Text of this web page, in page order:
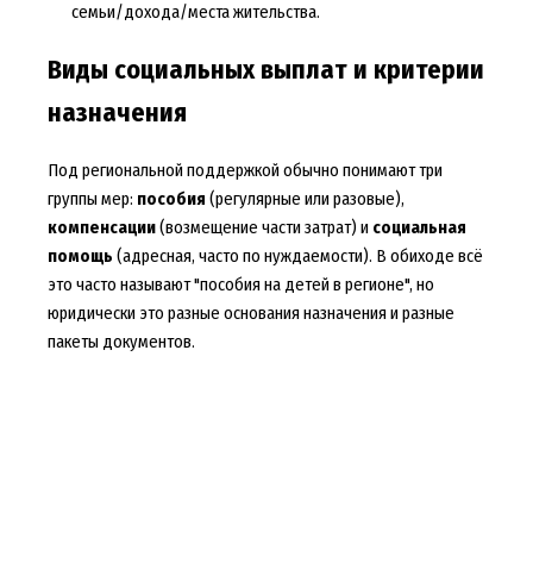
семьи/дохода/места жительства.
Виды социальных выплат и критерии
назначения
Под региональной поддержкой обычно понимают три
группы мер: пособия (регулярные или разовые),
компенсации(возмещение части затрат) и социальная
помощь (адресная, часто по нуждаемости). В обиходе всё
это часто называют "пособия на детей в регионе", но
юридически это разные основания назначения и разные
пакеты документов.